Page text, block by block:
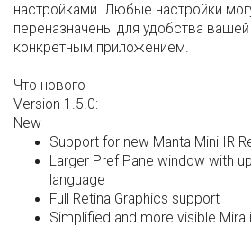
настройками. Любые настройки
переназначены для удобства
конкретным приложением.
Что нового
Version 1.5.0:
New
Support for new Manta Mini IR
Larger Pref Pane window with
language
Full Retina Graphics support
Simplified and more visible